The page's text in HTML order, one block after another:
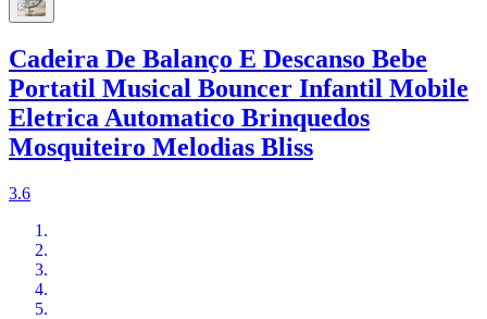
Cadeira De Balanço E Descanso Bebe
Portatil Musical Bouncer Infantil Mobile
Eletrica Automatico Brinquedos
Mosquiteiro Melodias Bliss
3.6